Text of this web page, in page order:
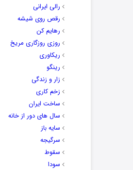
رالی ایرانی
رقص روی شیشه
رهایم کن
روزی روزگاری مریخ
ریکاوری
رینگو
زار و زندگی
زخم کاری
ساخت ایران
سال های دور از خانه
سایه باز
سرگیجه
سقوط
سودا